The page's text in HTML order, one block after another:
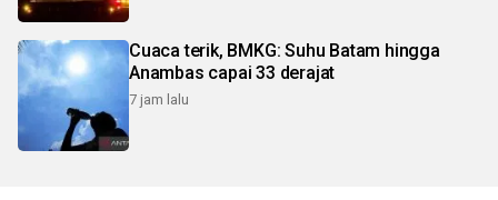
Cuaca terik, BMKG: Suhu Batam hingga
Anambas capai 33 derajat
7 jam lalu